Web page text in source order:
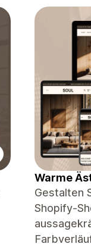
Warme
Gestalten
Shopify-